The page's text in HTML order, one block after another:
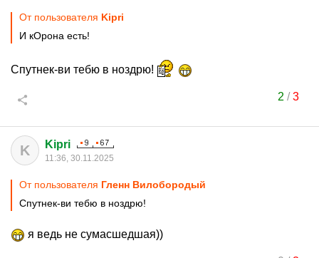
От пользователя Kipri
И кОрона есть!
Спутнек-ви тебю в ноздрю!
2 /3
K Kipri
11:36, 30.11.2025
От пользователя Гленн Вилобородый
Спутнек-ви тебю в ноздрю!
я ведь не сумасшедшая))